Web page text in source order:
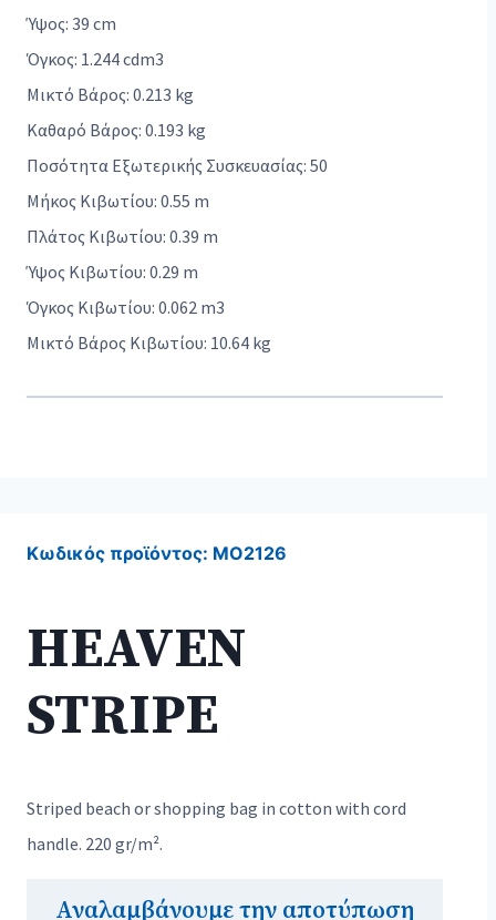
Ύψος: 39 cm
Όγκος: 1.244 cdm3
Μικτό Βάρος: 0.213 kg
Καθαρό Βάρος: 0.193 kg
Ποσότητα Εξωτερικής Συσκευασίας: 50
Μήκος Κιβωτίου: 0.55 m
Πλάτος Κιβωτίου: 0.39 m
Ύψος Κιβωτίου: 0.29 m
Όγκος Κιβωτίου: 0.062 m3
Μικτό Βάρος Κιβωτίου: 10.64 kg
Κωδικός προϊόντος: MO2126
HEAVEN
STRIPE
Striped beach or shopping bag in cotton with cord
handle. 220 gr/m².
Αναλαμβάνουμε την αποτύπωση